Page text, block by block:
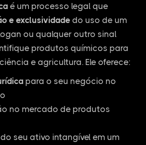
é um processo legal que
e exclusividadedo uso de um
ou qualquer outro sinal
produtos químicos para
e agricultura. Ele oferece:
para o seu negócio no
no mercado de produtos
seu ativo intangível em um